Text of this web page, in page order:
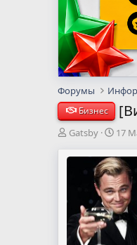
Форумы
Бизнес
А
т
м
Gatsby
Д
т
а
н
а
ч
а
л
17